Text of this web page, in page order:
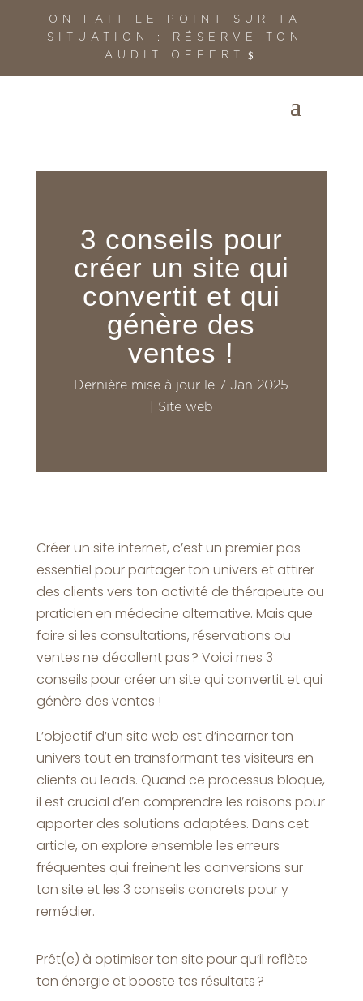
ON FAIT LE POINT SUR TA
SITUATION : RÉSERVE TON
AUDIT OFFERT
3 conseils pour
créer un site qui
convertit et qui
génère des
ventes !
Dernière mise à jour le 7 Jan 2025
Site web
Créer un site internet, c’est un premier pas
essentiel pour partager ton univers et attirer
des clients vers ton activité de thérapeute ou
praticien en médecine alternative. Mais que
faire si les consultations, réservations ou
ventes ne décollent pas ? Voici mes 3
conseils pour créer un site qui convertit et qui
génère des ventes !
L’objectif d’un site web est d’incarner ton
univers tout en transformant tes visiteurs en
clients ou leads. Quand ce processus bloque,
il est crucial d’en comprendre les raisons pour
apporter des solutions adaptées. Dans cet
article, on explore ensemble les erreurs
fréquentes qui freinent les conversions sur
ton site et les 3 conseils concrets pour y
remédier.
Prêt(e) à optimiser ton site pour qu’il reflète
ton énergie et booste tes résultats ?